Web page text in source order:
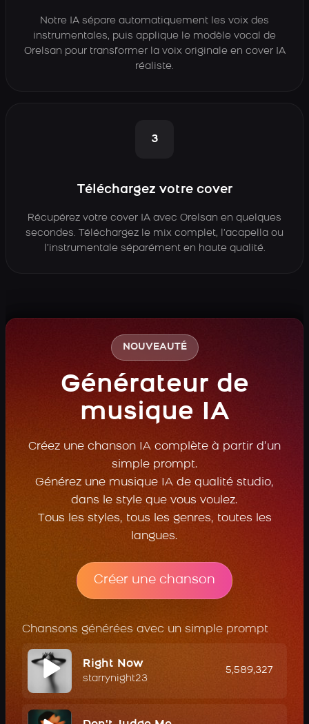
Notre IA sépare automatiquement les voix des
instrumentales, puis applique le modèle vocal de
Orelsan pour transformer la voix originale en cover IA
réaliste.
3
Téléchargez votre cover
Récupérez votre cover IA avec Orelsan en quelques
secondes. Téléchargez le mix complet, l’acapella ou
l’instrumentale séparément en haute qualité.
NOUVEAUTÉ
Générateur de
musique IA
Créez une chanson IA complète à partir d’un
simple prompt.
Générez une musique IA de qualité studio,
dans le style que vous voulez.
Tous les styles, tous les genres, toutes les
langues.
Créer une chanson
Chansons générées avec un simple prompt
Right Now
starrynight23
5,589,327